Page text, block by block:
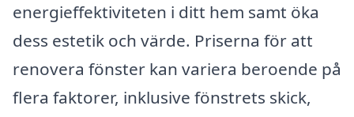
energieffektiviteten i ditt hem samt öka
dess estetik och värde. Priserna för att
renovera fönster kan variera beroende på
flera faktorer, inklusive fönstrets skick,